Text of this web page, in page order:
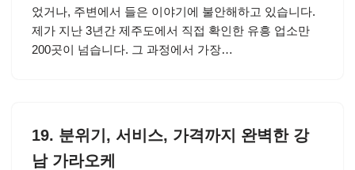
었거나, 주변에서 들은 이야기에 불안해하고 있습니다.
제가 지난 3년간 제주도에서 직접 확인한 유흥 업소만
200곳이 넘습니다. 그 과정에서 가장…
19. 분위기, 서비스, 가격까지 완벽한 강
남 가라오케